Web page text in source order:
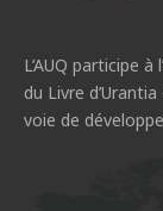
L’AUQ participe
du Livre
voie de